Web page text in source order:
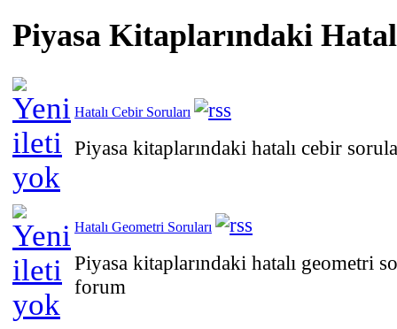
Piyasa Kitaplarındaki
Hatalı Cebir Soruları
Piyasa kitaplarındaki hatalı cebir
Hatalı Geometri Soruları
Piyasa kitaplarındaki hatalı geometri
forum